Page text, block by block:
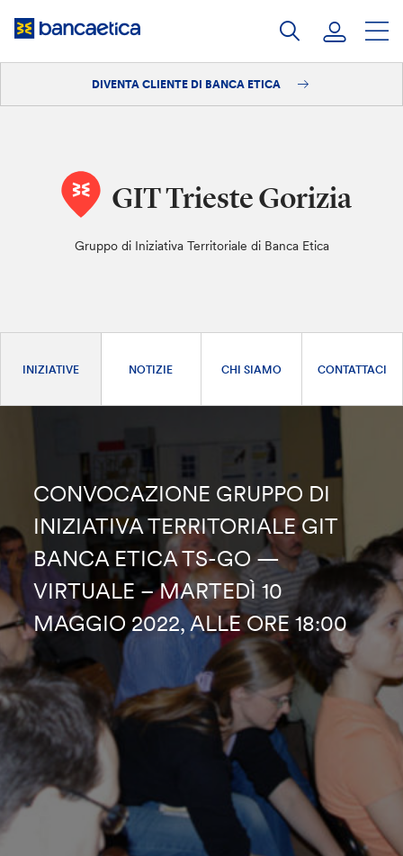
DIVENTA CLIENTE DI BANCA ETICA
GIT Trieste Gorizia
Gruppo di Iniziativa Territoriale di Banca Etica
INIZIATIVE NOTIZIE CHI SIAMO CONTATTACI
CONVOCAZIONE GRUPPO DI
INIZIATIVA TERRITORIALE GIT
BANCA ETICA TS-GO —
VIRTUALE – MARTEDÌ 10
MAGGIO 2022, ALLE ORE 18:00